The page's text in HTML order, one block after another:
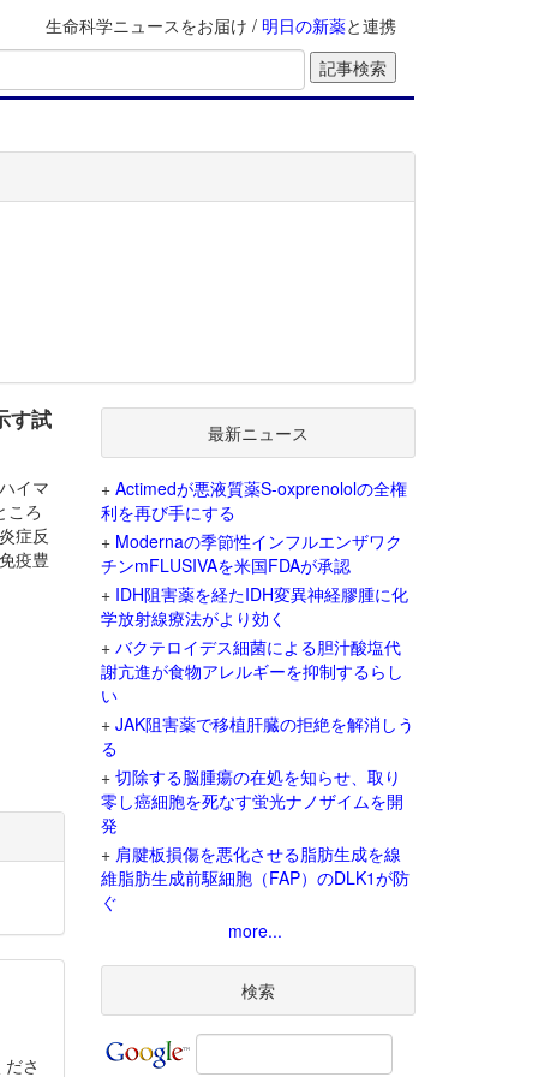
生命科学ニュースをお届け / 明日の新薬と連携
す試
イマ
ころ
症反
疫豊
さ
最新ニュース
+ Actimedが悪液質薬S-oxprenololの全権
利を再び手にする
+ Modernaの季節性インフルエンザワク
チンmFLUSIVAを米国FDAが承認
+ IDH阻害薬を経たIDH変異神経膠腫に化
学放射線療法がより効く
+ バクテロイデス細菌による胆汁酸塩代
謝亢進が食物アレルギーを抑制するらし
い
+ JAK阻害薬で移植肝臓の拒絶を解消しう
る
+ 切除する脳腫瘍の在処を知らせ、取り
零し癌細胞を死なす蛍光ナノザイムを開
発
+ 肩腱板損傷を悪化させる脂肪生成を線
維脂肪生成前駆細胞（FAP）のDLK1が防
ぐ
more...
検索